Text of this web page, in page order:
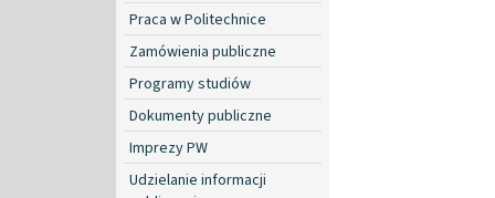
Praca w Politechnice
Zamówienia publiczne
Programy studiów
Dokumenty publiczne
Imprezy PW
Udzielanie informacji